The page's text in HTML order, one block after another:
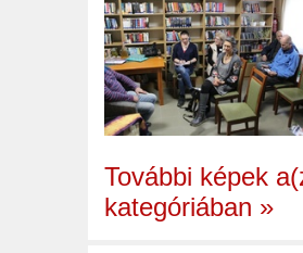
További képek
kategóriában »